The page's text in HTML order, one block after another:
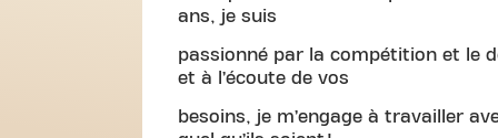
ans, je suis
passionné par la compétition et le
et à l’écoute de vos
besoins, je m’engage à travailler